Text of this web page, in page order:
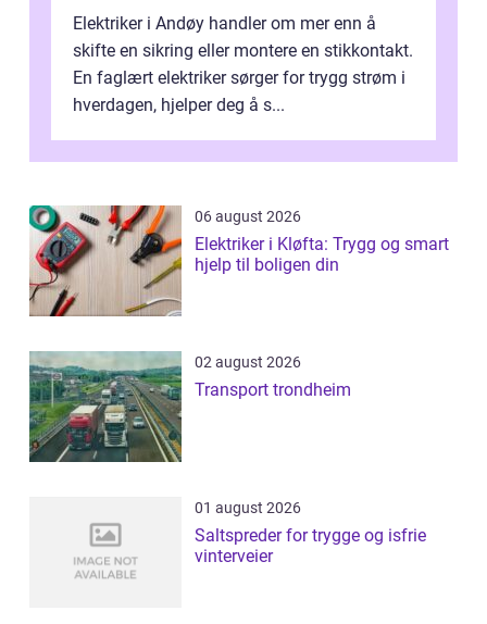
Elektriker i Andøy handler om mer enn å
skifte en sikring eller montere en stikkontakt.
En faglært elektriker sørger for trygg strøm i
hverdagen, hjelper deg å s...
06 august 2026
Elektriker i Kløfta: Trygg og smart
hjelp til boligen din
02 august 2026
Transport trondheim
01 august 2026
Saltspreder for trygge og isfrie
vinterveier